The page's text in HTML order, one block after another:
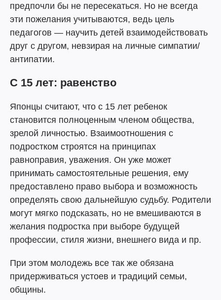
предпочли бы не пересекаться. Но не всегда
эти пожелания учитываются, ведь цель
педагогов — научить детей взаимодействовать
друг с другом, невзирая на личные симпатии/
антипатии.
С 15 лет: равенство
Японцы считают, что с 15 лет ребенок
становится полноценным членом общества,
зрелой личностью. Взаимоотношения с
подростком строятся на принципах
равноправия, уважения. Он уже может
принимать самостоятельные решения, ему
предоставлено право выбора и возможность
определять свою дальнейшую судьбу. Родители
могут мягко подсказать, но не вмешиваются в
желания подростка при выборе будущей
профессии, стиля жизни, внешнего вида и пр.
При этом молодежь все так же обязана
придерживаться устоев и традиций семьи,
общины.